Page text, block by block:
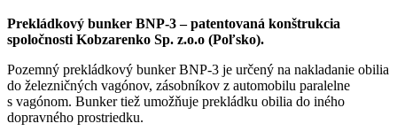
Prekládkový bunker BNP-3 – patentovaná konštrukcia
spoločnosti Kobzarenko Sp. z.o.o (Poľsko).
Pozemný prekládkový bunker BNP-3 je určený na nakladanie obilia
do železničných vagónov, zásobníkov z automobilu paralelne
s vagónom. Bunker tiež umožňuje prekládku obilia do iného
dopravného prostriedku.